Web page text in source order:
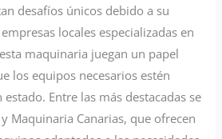
desafíos únicos debido a su
locales especializadas en
maquinaria juegan un papel
los equipos necesarios estén
Entre las más destacadas se
Maquinaria Canarias, que ofrecen